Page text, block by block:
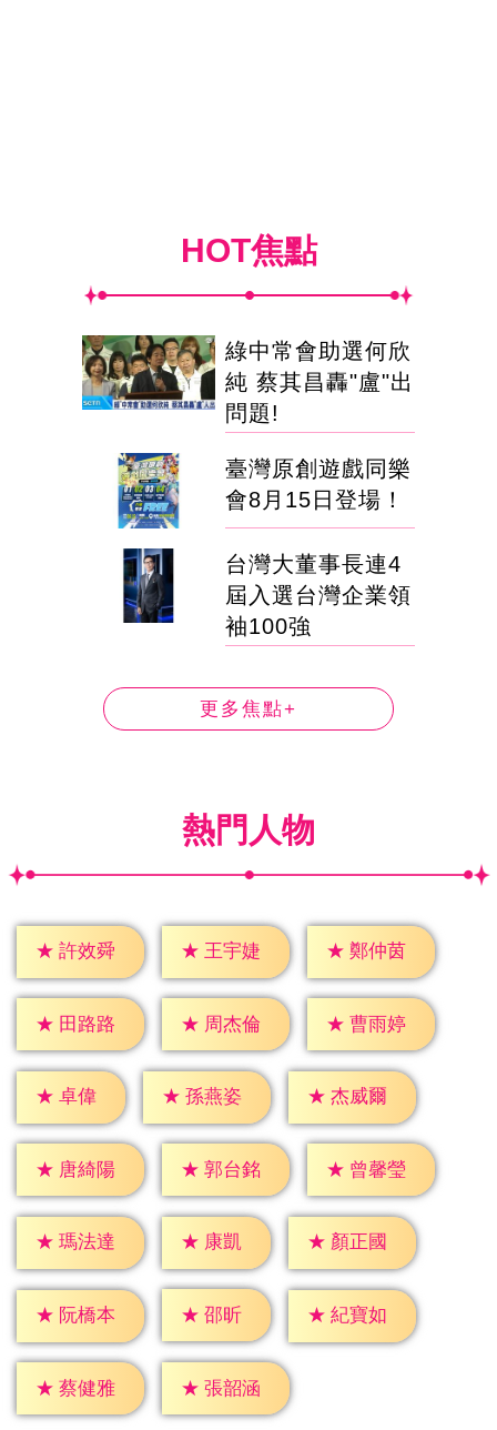
HOT焦點
綠中常會助選何欣
純 蔡其昌轟"盧"出
問題!
臺灣原創遊戲同樂
會8月15日登場！
台灣大董事長連4
屆入選台灣企業領
袖100強
更多焦點+
熱門人物
★ 許效舜 ★ 王宇婕 ★ 鄭仲茵
★ 田路路 ★ 周杰倫 ★ 曹雨婷
★ 卓偉 ★ 孫燕姿 ★ 杰威爾
★ 唐綺陽 ★ 郭台銘 ★ 曾馨瑩
★ 瑪法達 ★ 康凱 ★ 顏正國
★ 阮橋本 ★ 邵昕 ★ 紀寶如
★ 蔡健雅 ★ 張韶涵